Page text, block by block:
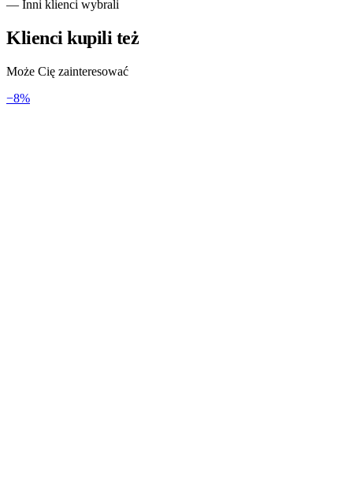
— Inni klienci wybrali
Klienci kupili też
Może Cię zainteresować
−8%